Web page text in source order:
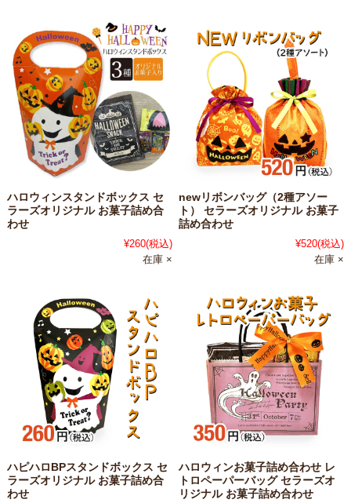
ハロウィンスタンドボックス セ
ラーズオリジナル お菓子詰め合
わせ
¥260(税込)
在庫 ×
newリボンバッグ（2種アソー
ト） セラーズオリジナル お菓子
詰め合わせ
¥520(税込)
在庫 ×
ハピハロBPスタンドボックス セ
ラーズオリジナル お菓子詰め合
わせ
ハロウィンお菓子詰め合わせ レ
トロペーパーバッグ セラーズオ
リジナル お菓子詰め合わせ